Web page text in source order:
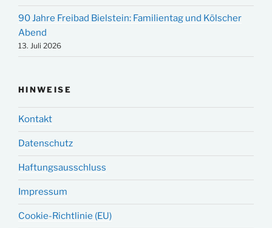
90 Jahre Freibad Bielstein: Familientag und Kölscher
Abend
13. Juli 2026
HINWEISE
Kontakt
Datenschutz
Haftungsausschluss
Impressum
Cookie-Richtlinie (EU)